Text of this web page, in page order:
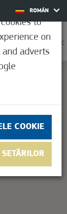
ROMÁN
26,2°C
to
on
adverts
COOKIE